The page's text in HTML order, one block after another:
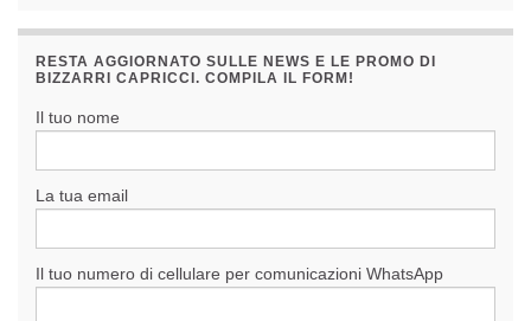
RESTA AGGIORNATO SULLE NEWS E LE PROMO DI
BIZZARRI CAPRICCI. COMPILA IL FORM!
Il tuo nome
La tua email
Il tuo numero di cellulare per comunicazioni WhatsApp